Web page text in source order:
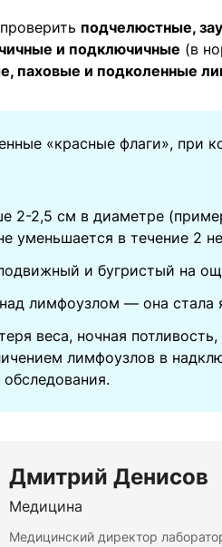
подчелюстные,
и подключичные (в
паховые и подколенные
«красные флаги», при
2-2,5 см в диаметре
уменьшается в течение 2
и бугристый на
лимфоузлом — она стала
веса, ночная
лимфоузлов в
Дмитрий Денисов
Медицина
Медицинский директор